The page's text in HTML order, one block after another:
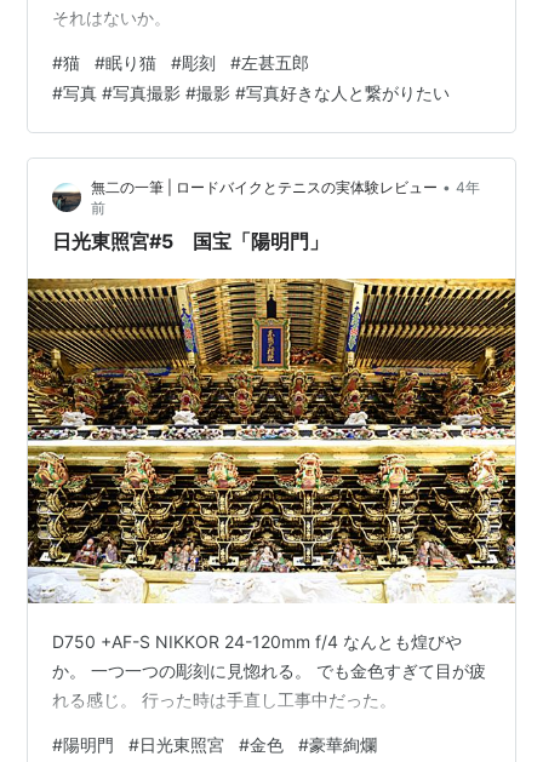
それはないか。
#猫 #眠り猫 #彫刻 #左甚五郎
#写真 #写真撮影 #撮影 #写真好きな人と繋がりたい
無二の一筆 | ロードバイクとテニスの実体験レビュー • 4年
前
日光東照宮#5 国宝「陽明門」
D750 +AF-S NIKKOR 24-120mm f/4 なんとも煌びや
か。 一つ一つの彫刻に見惚れる。 でも金色すぎて目が疲
れる感じ。 行った時は手直し工事中だった。
#陽明門 #日光東照宮 #金色 #豪華絢爛